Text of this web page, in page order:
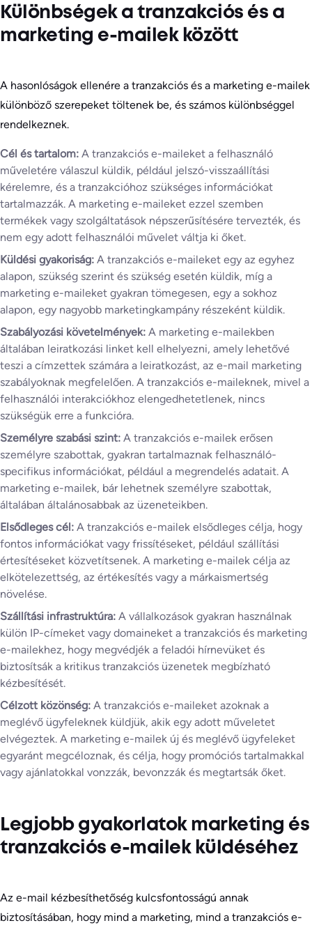
Különbségek a tranzakciós és a
marketing e-mailek között
A hasonlóságok ellenére a tranzakciós és a marketing e-mailek
különböző szerepeket töltenek be, és számos különbséggel
rendelkeznek.
Cél és tartalom: A tranzakciós e-maileket a felhasználó
műveletére válaszul küldik, például jelszó-visszaállítási
kérelemre, és a tranzakcióhoz szükséges információkat
tartalmazzák. A marketing e-maileket ezzel szemben
termékek vagy szolgáltatások népszerűsítésére tervezték, és
nem egy adott felhasználói művelet váltja ki őket.
Küldési gyakoriság: A tranzakciós e-maileket egy az egyhez
alapon, szükség szerint és szükség esetén küldik, míg a
marketing e-maileket gyakran tömegesen, egy a sokhoz
alapon, egy nagyobb marketingkampány részeként küldik.
Szabályozási követelmények: A marketing e-mailekben
általában leiratkozási linket kell elhelyezni, amely lehetővé
teszi a címzettek számára a leiratkozást, az e-mail marketing
szabályoknak megfelelően. A tranzakciós e-maileknek, mivel a
felhasználói interakciókhoz elengedhetetlenek, nincs
szükségük erre a funkcióra.
Személyre szabási szint: A tranzakciós e-mailek erősen
személyre szabottak, gyakran tartalmaznak felhasználó-
specifikus információkat, például a megrendelés adatait. A
marketing e-mailek, bár lehetnek személyre szabottak,
általában általánosabbak az üzeneteikben.
Elsődleges cél: A tranzakciós e-mailek elsődleges célja, hogy
fontos információkat vagy frissítéseket, például szállítási
értesítéseket közvetítsenek. A marketing e-mailek célja az
elkötelezettség, az értékesítés vagy a márkaismertség
növelése.
Szállítási infrastruktúra: A vállalkozások gyakran használnak
külön IP-címeket vagy domaineket a tranzakciós és marketing
e-mailekhez, hogy megvédjék a feladói hírnevüket és
biztosítsák a kritikus tranzakciós üzenetek megbízható
kézbesítését.
Célzott közönség: A tranzakciós e-maileket azoknak a
meglévő ügyfeleknek küldjük, akik egy adott műveletet
elvégeztek. A marketing e-mailek új és meglévő ügyfeleket
egyaránt megcéloznak, és célja, hogy promóciós tartalmakkal
vagy ajánlatokkal vonzzák, bevonzzák és megtartsák őket.
Legjobb gyakorlatok marketing és
tranzakciós e-mailek küldéséhez
Az e-mail kézbesíthetőség kulcsfontosságú annak
biztosításában, hogy mind a marketing, mind a tranzakciós e-